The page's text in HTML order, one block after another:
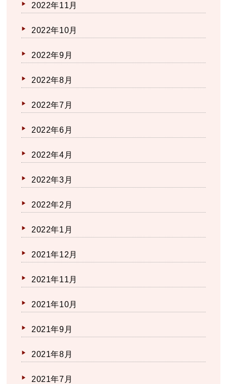
2022年11月
2022年10月
2022年9月
2022年8月
2022年7月
2022年6月
2022年4月
2022年3月
2022年2月
2022年1月
2021年12月
2021年11月
2021年10月
2021年9月
2021年8月
2021年7月